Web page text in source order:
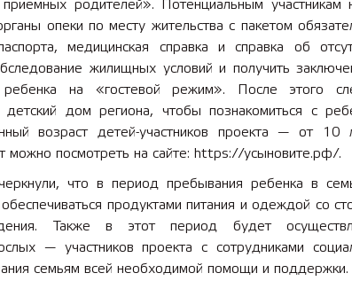
родителей». Потенциальным участникам
опеки по месту жительства с пакетом
медицинская справка и справка об
жилищных условий и получить
ребенка на «гостевой режим». После этого
дом региона, чтобы познакомиться с
возраст детей-участников проекта — от 10
можно посмотреть на сайте: https://усыновите.рф/.
что в период пребывания ребенка в
продуктами питания и одеждой со
Также в этот период будет
— участников проекта с сотрудниками
семьям всей необходимой помощи и поддержки.
2025 11 01 Земли
сельскохозяйственного